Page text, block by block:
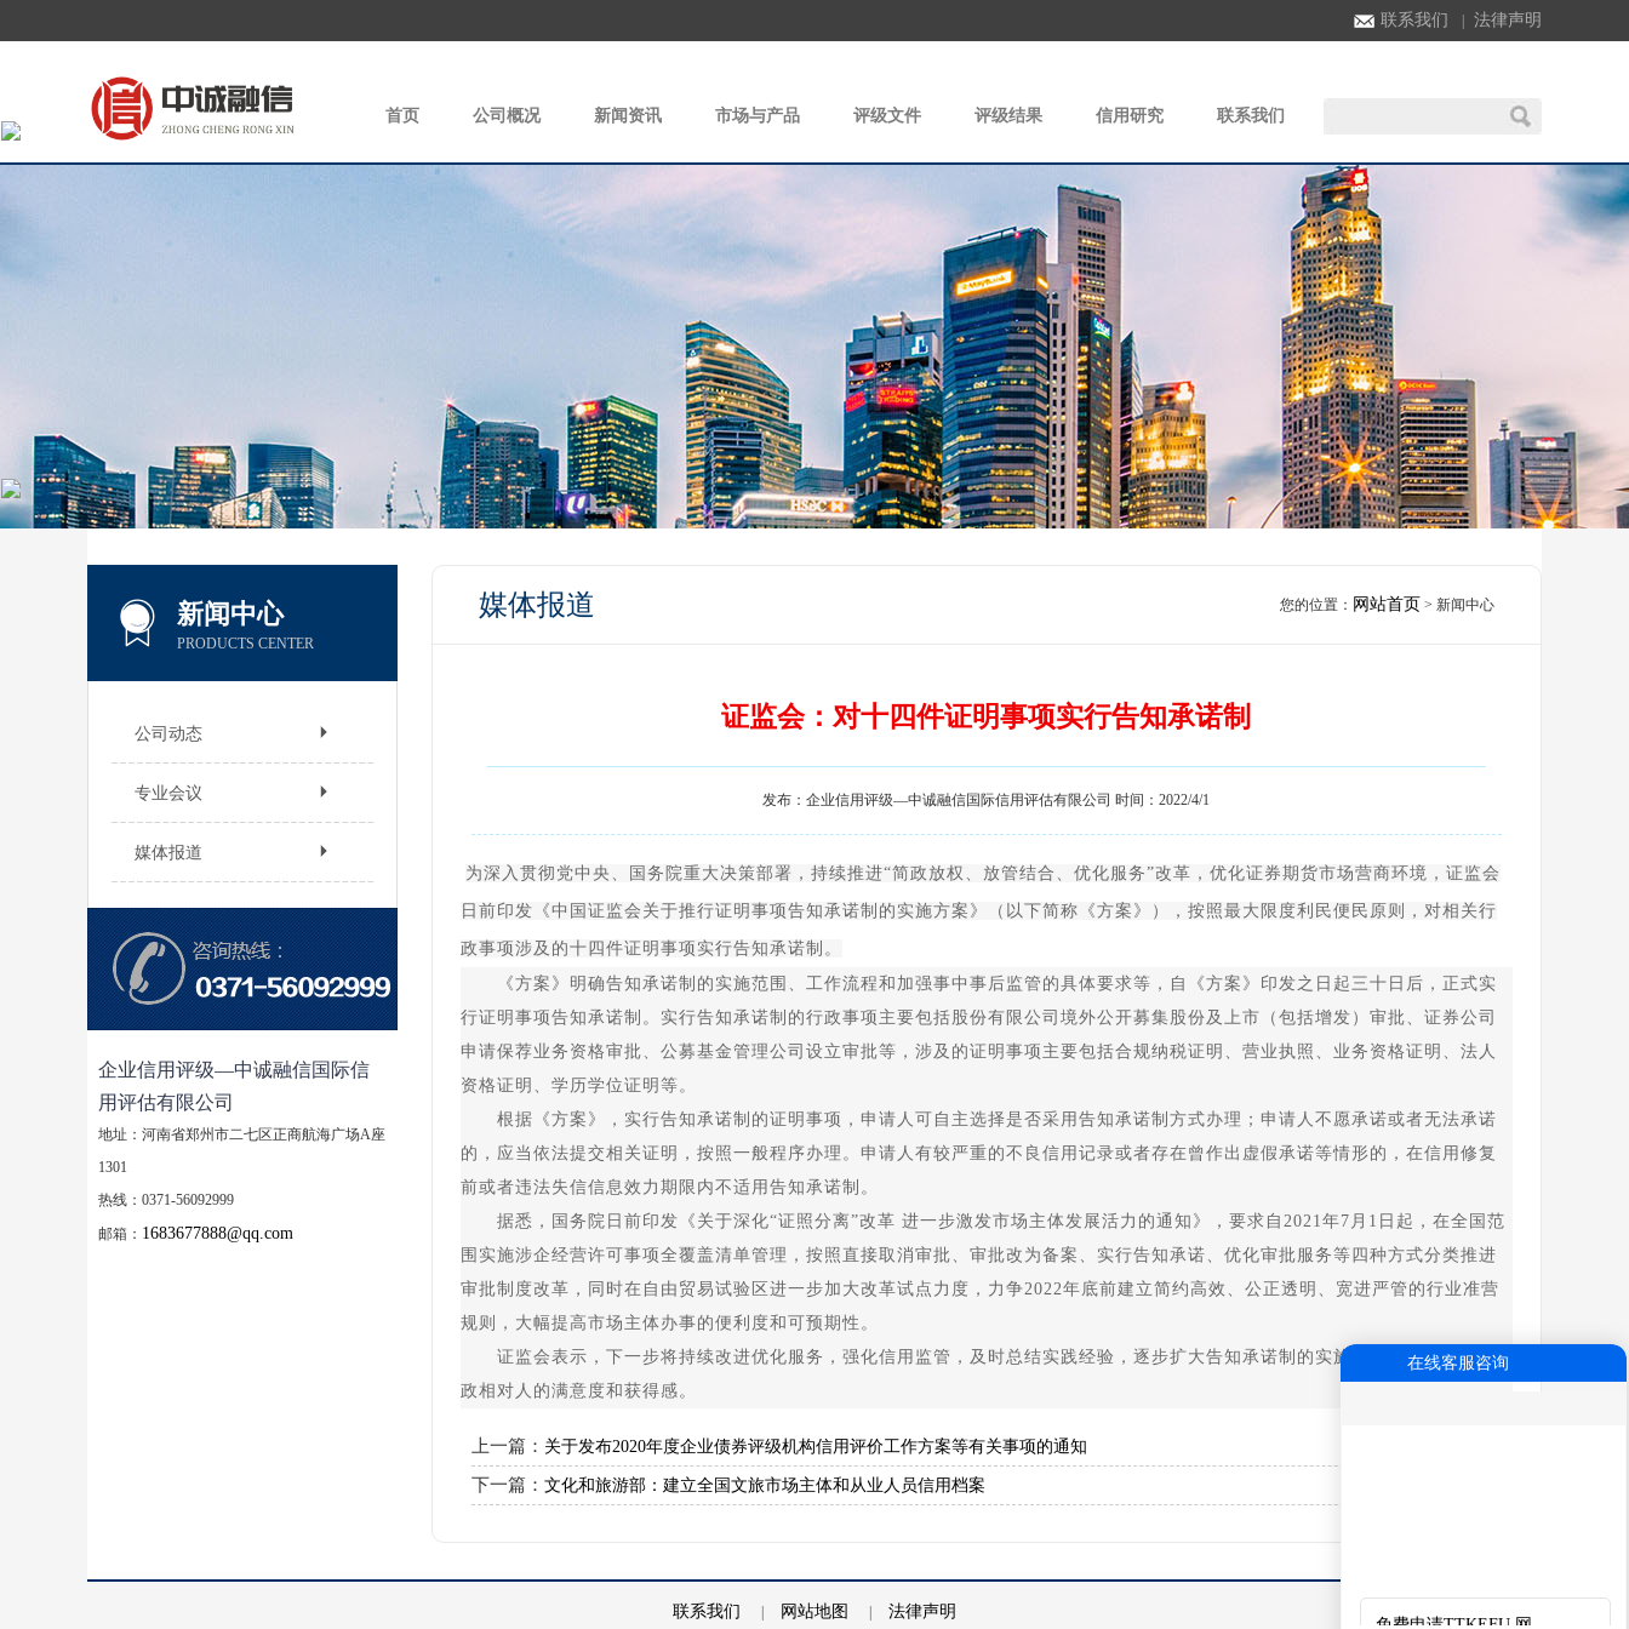
联系我们 法律声明
首页 公司概况 新闻资讯 市场与产品 评级文件 评级结果 信用研究 联系我们
新闻中心
PRODUCTS CENTER
公司动态
专业会议
媒体报道
企业信用评级—中诚融信国际信
用评估有限公司
地址：河南省郑州市二七区正商航海广场A座
1301
热线：0371-56092999
邮箱： 1683677888@qq.com
媒体报道 您的位置： 网站首页 > 新闻中心
证监会：对十四件证明事项实行告知承诺制
发布：企业信用评级—中诚融信国际信用评估有限公司 时间：2022/4/1
为深入贯彻党中央、国务院重大决策部署，持续推进“简政放权、放管结合、优化服务”改革，优化证券期货市场营商环境，证监会
日前印发《中国证监会关于推行证明事项告知承诺制的实施方案》（以下简称《方案》），按照最大限度利民便民原则，对相关行
政事项涉及的十四件证明事项实行告知承诺制。
《方案》明确告知承诺制的实施范围、工作流程和加强事中事后监管的具体要求等，自《方案》印发之日起三十日后，正式实
行证明事项告知承诺制。实行告知承诺制的行政事项主要包括股份有限公司境外公开募集股份及上市（包括增发）审批、证券公司
申请保荐业务资格审批、公募基金管理公司设立审批等，涉及的证明事项主要包括合规纳税证明、营业执照、业务资格证明、法人
资格证明、学历学位证明等。
根据《方案》，实行告知承诺制的证明事项，申请人可自主选择是否采用告知承诺制方式办理；申请人不愿承诺或者无法承诺
的，应当依法提交相关证明，按照一般程序办理。申请人有较严重的不良信用记录或者存在曾作出虚假承诺等情形的，在信用修复
前或者违法失信信息效力期限内不适用告知承诺制。
据悉，国务院日前印发《关于深化“证照分离”改革 进一步激发市场主体发展活力的通知》，要求自2021年7月1日起，在全国范
围实施涉企经营许可事项全覆盖清单管理，按照直接取消审批、审批改为备案、实行告知承诺、优化审批服务等四种方式分类推进
审批制度改革，同时在自由贸易试验区进一步加大改革试点力度，力争2022年底前建立简约高效、公正透明、宽进严管的行业准营
规则，大幅提高市场主体办事的便利度和可预期性。
证监会表示，下一步将持续改进优化服务，强化信用监管，及时总结实践经验，逐步扩大告知承诺制的实施范围，不断提升行
政相对人的满意度和获得感。
上一篇： 关于发布2020年度企业债券评级机构信用评价工作方案等有关事项的通知
下一篇： 文化和旅游部：建立全国文旅市场主体和从业人员信用档案
联系我们 网站地图 法律声明
在线客服咨询
免费申请TTKEFU.网
×